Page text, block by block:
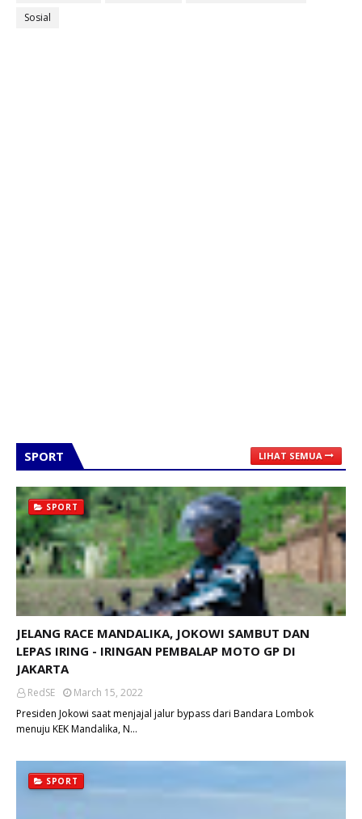
Sosial
SPORT LIHAT SEMUA
SPORT
JELANG RACE MANDALIKA, JOKOWI SAMBUT DAN
LEPAS IRING - IRINGAN PEMBALAP MOTO GP DI
JAKARTA
RedSE
March 15, 2022
Presiden Jokowi saat menjajal jalur bypass dari Bandara Lombok
menuju KEK Mandalika, N…
SPORT